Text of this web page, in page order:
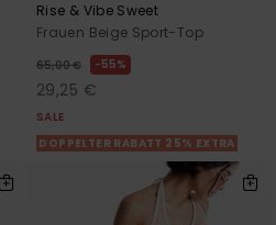
Rise & Vibe Sweet
Frauen Beige Sport-Top
65,00 € 55%
29,25 €
SALE
DOPPELTER RABATT 25% EXTRA